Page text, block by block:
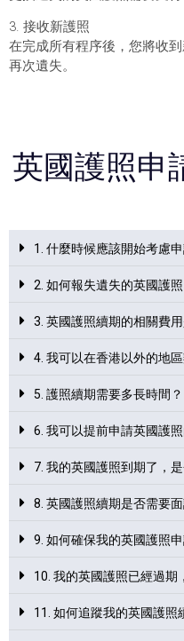
3. 接收新護照
在完成所有程序後，您將收
再次遺失。
英國護照申
1. 什麼時候應該開始考慮
2. 如何報失遺失的英國護照
3. 英國護照續期的相關費
4. 我可以在香港以外的地
5. 護照續期需要多長時間？
6. 我可以提前申請英國護
7. 我的英國護照到期了，
8. 英國護照續期是否需要面
9. 如何確保我的英國護照
10. 我的英國護照已經過期
11. 如何追蹤我的英國護照